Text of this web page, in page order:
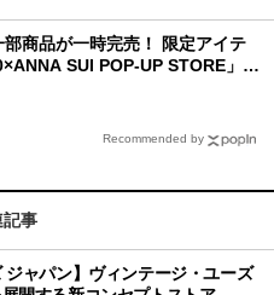
商品が一時完売！ 限定アイテ
SUI POP-UP STORE」が
Recommended by
記事
ジャパン】ヴィンテージ・ユーズ